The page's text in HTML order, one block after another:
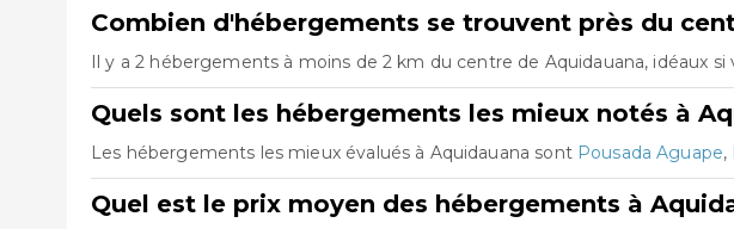
Combien d'hébergements se trouvent près du
Il y a 2 hébergements à moins de 2 km du centre de Aquidauana, idéaux
Quels sont les hébergements les mieux notés à
Les hébergements les mieux évalués à Aquidauana sont Pousada Aguape,
Quel est le prix moyen des hébergements à